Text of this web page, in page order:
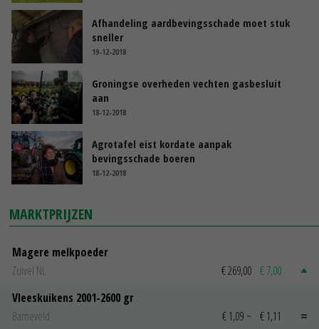
Afhandeling aardbevingsschade moet stuk
sneller
19-12-2018
Groningse overheden vechten gasbesluit
aan
18-12-2018
Agrotafel eist kordate aanpak
bevingsschade boeren
18-12-2018
MARKTPRIJZEN
Magere melkpoeder
Zuivel NL
€ 269,00 € 7,00
Vleeskuikens 2001-2600 gr
Barneveld
€ 1,09 ~ € 1,11